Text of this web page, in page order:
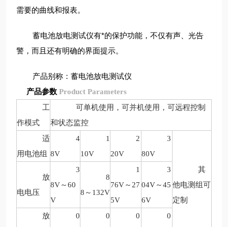
需要的曲线和报表。
蓄电池放电测试仪有*的保护功能，不仅有声、光告
警，而且还有明确的界面提示。
产品别称：蓄电池放电测试仪
产品参数 Product Parameters
工
作模式
可单机使用，可并机使用，可远程控制
和状态监控
适
用电池组
4
8V
1
10V
2
20V
3
80V
其
他电测组可
定制
放
电电压
3
8V～60
V
8
8 ～ 132V
1
76V～ 27
5V
3
04V～45
6V
放
0 0 0 0